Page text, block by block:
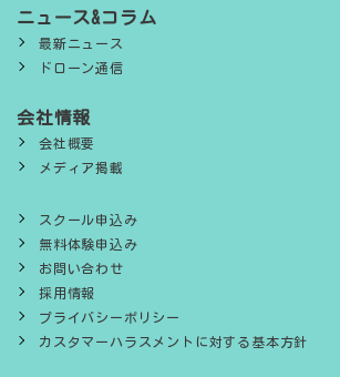
ニュース&コラム
最新ニュース
ドローン通信
会社情報
会社概要
メディア掲載
スクール申込み
無料体験申込み
お問い合わせ
採用情報
プライバシーポリシー
カスタマーハラスメントに対する基本方針